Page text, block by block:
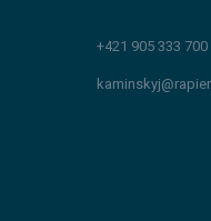
+421 905 333 700